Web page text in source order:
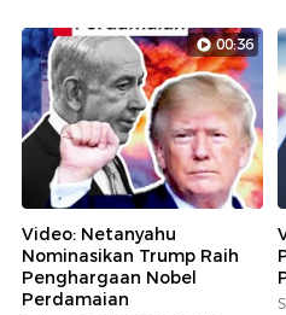
00:36
Video: Netanyahu
Nominasikan Trump Raih
Penghargaan Nobel
Perdamaian